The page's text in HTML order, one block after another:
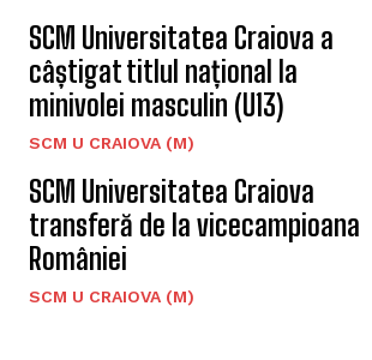
SCM Universitatea Craiova a
câștigat titlul național la
minivolei masculin (U13)
SCM U CRAIOVA (M)
SCM Universitatea Craiova
transferă de la vicecampioana
României
SCM U CRAIOVA (M)